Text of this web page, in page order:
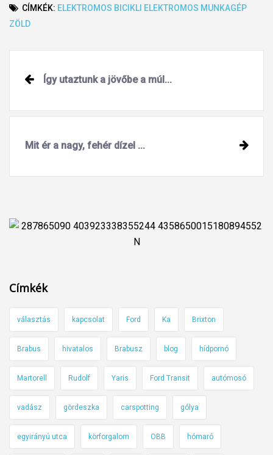
CÍMKÉK: ELEKTROMOS BICIKLI ELEKTROMOS MUNKAGÉP
ZÖLD
Post
navigation
Így utaztunk a jövőbe a múl...
Mit ér a nagy, fehér dízel ...
Címkék
választás kapcsolat Ford Ka Brixton
Brabus hivatalos Brabusz blog hídpornó
Martorell Rudolf Yaris Ford Transit autómosó
vadász gördeszka carspotting gólya
egyirányú utca körforgalom OBB hómaró